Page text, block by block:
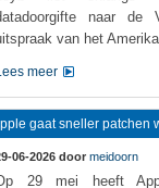
naar de
van het
meer
gaat sneller patchen
06-2026 door meidoorn
29 mei heeft